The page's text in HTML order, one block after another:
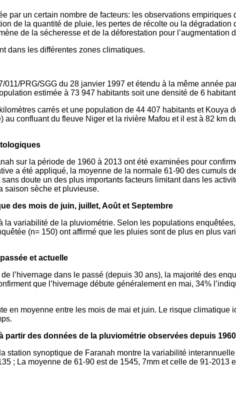
par un certain nombre de facteurs: les observations
de la quantité de pluie, les pertes de récolte ou la
de la sécheresse et de la déforestation pour l’augmentation
dans les différentes zones climatiques.
PRG/SGG du 28 janvier 1997 et étendu à la même année
estimée à 73 947 habitants soit une densité de 6
carrés et une population de 44 407 habitants et
confluant du fleuve Niger et la rivière Mafou et il est à 82 km
sur la période de 1960 à 2013 ont été examinées pour
a été appliqué, la moyenne de la normale 61-90 des
doute un des plus importants facteurs limitant dans les
saison sèche et pluvieuse.
des mois de juin, juillet, Août et Septembre
variabilité de la pluviométrie. Selon les populations
(n= 150) ont affirmé que les pluies sont de plus en plus
et actuelle
l’hivernage dans le passé (depuis 30 ans), la majorité des
que l’hivernage débute généralement en mai, 34%
en moyenne entre les mois de mai et juin. Le risque
des données de la pluviométrie observées depuis
station synoptique de Faranah montre la variabilité
; La moyenne de 61-90 est de 1545, 7mm et celle de 91-2013